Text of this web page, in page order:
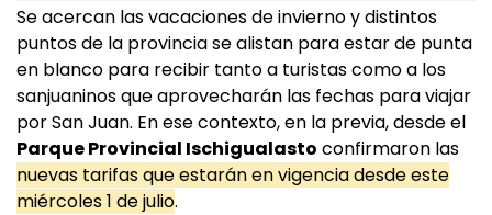
Se acercan las vacaciones de invierno y distintos
puntos de la provincia se alistan para estar de punta
en blanco para recibir tanto a turistas como a los
sanjuaninos que aprovecharán las fechas para viajar
por San Juan. En ese contexto, en la previa, desde el
Parque Provincial Ischigualasto confirmaron las
nuevas tarifas que estarán en vigencia desde este
miércoles 1 de julio.